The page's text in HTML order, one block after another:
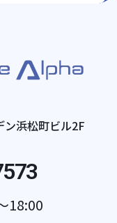
浜松町ビル2F
18:00